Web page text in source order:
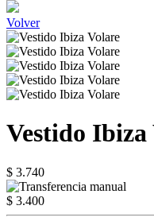
Volver
Vestido Ibiza
$ 3.740
$ 3.400